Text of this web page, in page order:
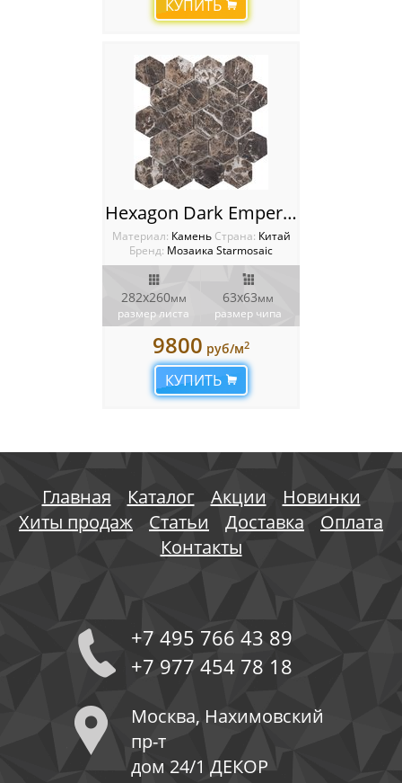
КУПИТЬ
Hexagon Dark Emperador Tumbled 63x63 Мозаика Starmosaic Wild Stone
Материал: Камень Cтрана: Китай
Бренд: Мозаика Starmosaic
282х260мм
размер листа
63х63мм
размер чипа
9800 руб/м2
КУПИТЬ
Главная Каталог Акции
Новинки
Хиты продаж
Статьи Доставка
Оплата
Контакты
+7 495 766 43 89
+7 977 454 78 18
Москва, Нахимовский
пр-т
дом 24/1 ДЕКОР